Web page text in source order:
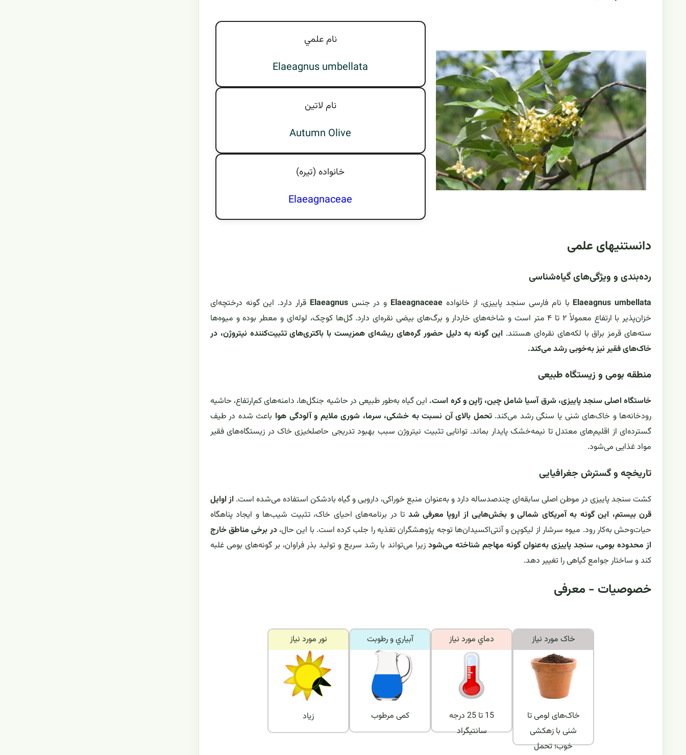
نام علمي
Elaeagnus umbellata
نام لاتين
Autumn Olive
خانواده (تيره)
Elaeagnaceae
دانستنیهای علمی
رده‌بندی و ویژگی‌های گیاه‌شناسی
Elaeagnus umbellata با نام فارسی سنجد پاییزی، از خانواده Elaeagnaceae و در جنسElaeagnus قرار دارد. این گونه درختچه‌ای
خزان‌پذیر با ارتفاع معمولاً ۲ تا ۴ متر است و شاخه‌های خاردار و برگ‌های بیضی نقره‌ای دارد. گل‌ها کوچک، لوله‌ای و معطر بوده و میوه‌ها
سته‌های قرمز براق با لکه‌های نقره‌ای هستند. این گونه به دلیل حضور گره‌های ریشه‌ای همزیست با باکتری‌های تثبیت‌کننده نیتروژن، در
خاک‌های فقیر نیز به‌خوبی رشد می‌کند.
منطقه بومی و زیستگاه طبیعی
خاستگاه اصلی سنجد پاییزی، شرق آسیا شامل چین، ژاپن و کره است. این گیاه به‌طور طبیعی در حاشیه جنگل‌ها، دامنه‌های کم‌ارتفاع، حاشیه
رودخانه‌ها و خاک‌های شنی یا سنگی رشد می‌کند.تحمل بالای آن نسبت به خشکی، سرما، شوری ملایم و آلودگی هوا باعث شده در طیف
گسترده‌ای از اقلیم‌های معتدل تا نیمه‌خشک پایدار بماند. توانایی تثبیت نیتروژن سبب بهبود تدریجی حاصلخیزی خاک در زیستگاه‌های فقیر
مواد غذایی می‌شود.
تاریخچه و گسترش جغرافیایی
کشت سنجد پاییزی در موطن اصلی سابقه‌ای چندصدساله دارد و به‌عنوان منبع خوراکی، دارویی و گیاه بادشکن استفاده می‌شده است. از اوایل
قرن بیستم، این گونه به آمریکای شمالی و بخش‌هایی از اروپا معرفی شد تا در برنامه‌های احیای خاک، تثبیت شیب‌ها و ایجاد پناهگاه
حیات‌وحش به‌کار رود. میوه سرشار از لیکوپن و آنتی‌اکسیدان‌ها توجه پژوهشگران تغذیه را جلب کرده است. با این حال،در برخی مناطق خارج
از محدوده بومی، سنجد پاییزی به‌عنوان گونه مهاجم شناخته می‌شود زیرا می‌تواند با رشد سریع و تولید بذر فراوان، بر گونه‌های بومی غلبه
کند و ساختار جوامع گیاهی را تغییر دهد.
خصوصیات - معرفی
نور مورد نياز
زیاد
آبياري و رطوبت
کمی مرطوب
دماي مورد نياز
15 تا 25 درجه
سانتیگراد
خاک مورد نياز
خاک‌های لومی تا
شنی با زهکشی
خوب؛ تحمل